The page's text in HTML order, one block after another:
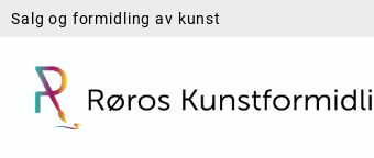
Salg og formidling av kunst